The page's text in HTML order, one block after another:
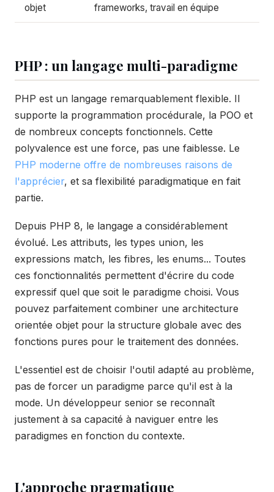
objet
frameworks, travail en équipe
PHP : un langage multi-paradigme
PHP est un langage remarquablement flexible. Il
supporte la programmation procédurale, la POO et
de nombreux concepts fonctionnels. Cette
polyvalence est une force, pas une faiblesse. Le
PHP moderne offre de nombreuses raisons de
l'apprécier, et sa flexibilité paradigmatique en fait
partie.
Depuis PHP 8, le langage a considérablement
évolué. Les attributs, les types union, les
expressions match, les fibres, les enums... Toutes
ces fonctionnalités permettent d'écrire du code
expressif quel que soit le paradigme choisi. Vous
pouvez parfaitement combiner une architecture
orientée objet pour la structure globale avec des
fonctions pures pour le traitement des données.
L'essentiel est de choisir l'outil adapté au problème,
pas de forcer un paradigme parce qu'il est à la
mode. Un développeur senior se reconnaît
justement à sa capacité à naviguer entre les
paradigmes en fonction du contexte.
L'approche pragmatique